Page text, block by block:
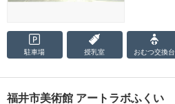
駐車場 授乳室 おむつ交換台
福井市美術館 アートラボふくい